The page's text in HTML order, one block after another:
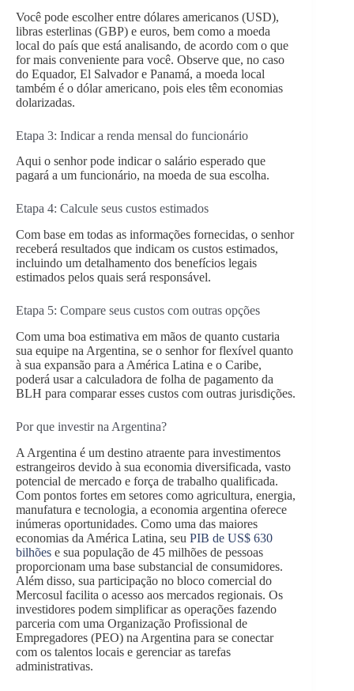
Você pode escolher entre dólares americanos (USD),
libras esterlinas (GBP) e euros, bem como a moeda
local do país que está analisando, de acordo com o que
for mais conveniente para você. Observe que, no caso
do Equador, El Salvador e Panamá, a moeda local
também é o dólar americano, pois eles têm economias
dolarizadas.
Etapa 3: Indicar a renda mensal do funcionário
Aqui o senhor pode indicar o salário esperado que
pagará a um funcionário, na moeda de sua escolha.
Etapa 4: Calcule seus custos estimados
Com base em todas as informações fornecidas, o senhor
receberá resultados que indicam os custos estimados,
incluindo um detalhamento dos benefícios legais
estimados pelos quais será responsável.
Etapa 5: Compare seus custos com outras opções
Com uma boa estimativa em mãos de quanto custaria
sua equipe na Argentina, se o senhor for flexível quanto
à sua expansão para a América Latina e o Caribe,
poderá usar a calculadora de folha de pagamento da
BLH para comparar esses custos com outras jurisdições.
Por que investir na Argentina?
A Argentina é um destino atraente para investimentos
estrangeiros devido à sua economia diversificada, vasto
potencial de mercado e força de trabalho qualificada.
Com pontos fortes em setores como agricultura, energia,
manufatura e tecnologia, a economia argentina oferece
inúmeras oportunidades. Como uma das maiores
economias da América Latina, seu PIB de US$ 630
bilhões e sua população de 45 milhões de pessoas
proporcionam uma base substancial de consumidores.
Além disso, sua participação no bloco comercial do
Mercosul facilita o acesso aos mercados regionais. Os
investidores podem simplificar as operações fazendo
parceria com uma Organização Profissional de
Empregadores (PEO) na Argentina para se conectar
com os talentos locais e gerenciar as tarefas
administrativas.